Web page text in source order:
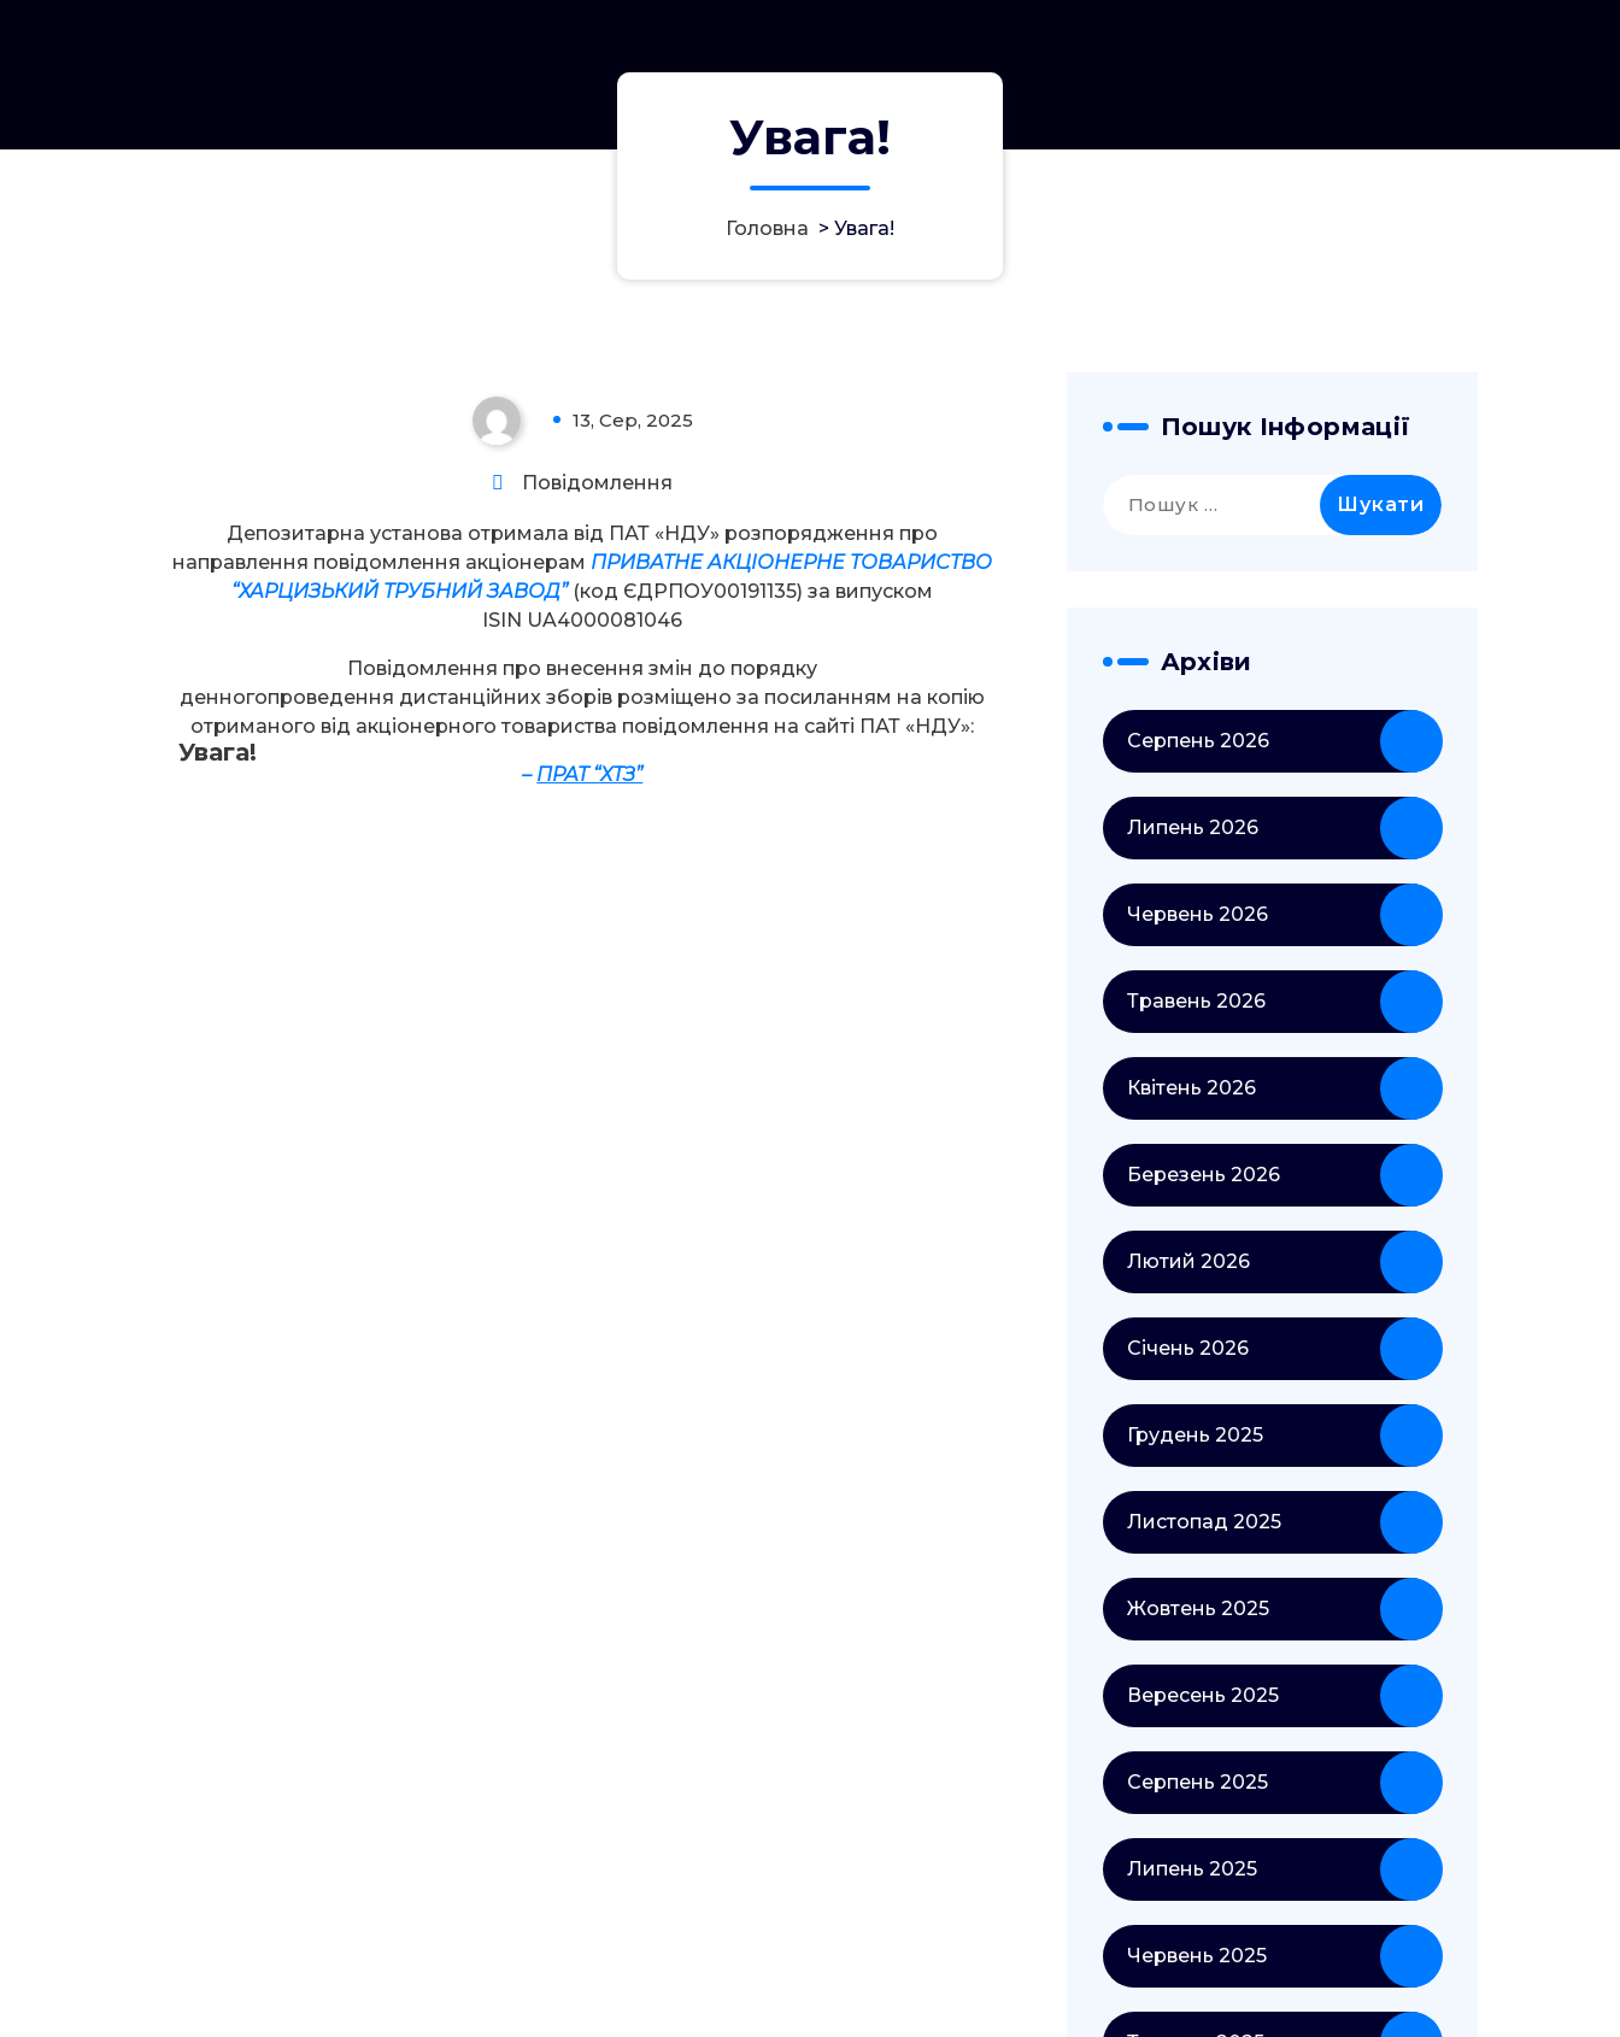
Увага!
Головна > Увага!
13, Сер, 2025
Повідомлення
Увага!
Депозитарна установа отримала від ПАТ «НДУ» розпорядження про
направлення повідомлення акціонерам ПРИВАТНЕ АКЦІОНЕРНЕ ТОВАРИСТВО
“ХАРЦИЗЬКИЙ ТРУБНИЙ ЗАВОД” (код ЄДРПОУ00191135) за випуском
ISIN UA4000081046
Повідомлення про внесення змін до порядку
денногопроведення дистанційних зборів розміщено за посиланням на копію
отриманого від акціонерного товариства повідомлення на сайті ПАТ «НДУ»:
– ПРАТ “ХТЗ”
Пошук Інформації
Архіви
Серпень 2026
Липень 2026
Червень 2026
Травень 2026
Квітень 2026
Березень 2026
Лютий 2026
Січень 2026
Грудень 2025
Листопад 2025
Жовтень 2025
Вересень 2025
Серпень 2025
Липень 2025
Червень 2025